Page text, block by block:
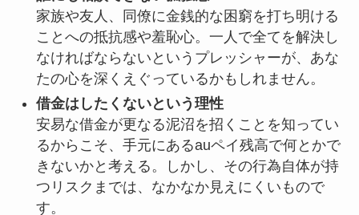
家族や友人、同僚に金銭的な困窮を打ち明ける
ことへの抵抗感や羞恥心。一人で全てを解決し
なければならないというプレッシャーが、あな
たの心を深くえぐっているかもしれません。
借金はしたくないという理性
安易な借金が更なる泥沼を招くことを知ってい
るからこそ、手元にあるauペイ残高で何とかで
きないかと考える。しかし、その行為自体が持
つリスクまでは、なかなか見えにくいもので
す。